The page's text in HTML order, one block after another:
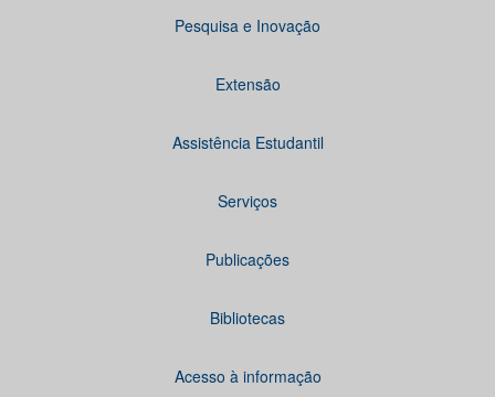
Pesquisa e Inovação
Extensão
Assistência Estudantil
Serviços
Publicações
Bibliotecas
Acesso à informação